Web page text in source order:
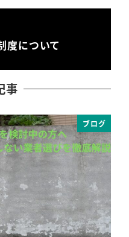
度について
事
ブログ